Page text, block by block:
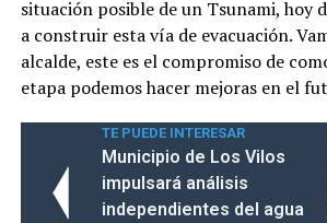
situación posible de un Tsunami, hoy
a construir esta vía de evacuación.
alcalde, este es el compromiso de
etapa podemos hacer mejoras en el
TE PUEDE INTERESAR
Municipio de Los Vilos
impulsará análisis
independientes del agua